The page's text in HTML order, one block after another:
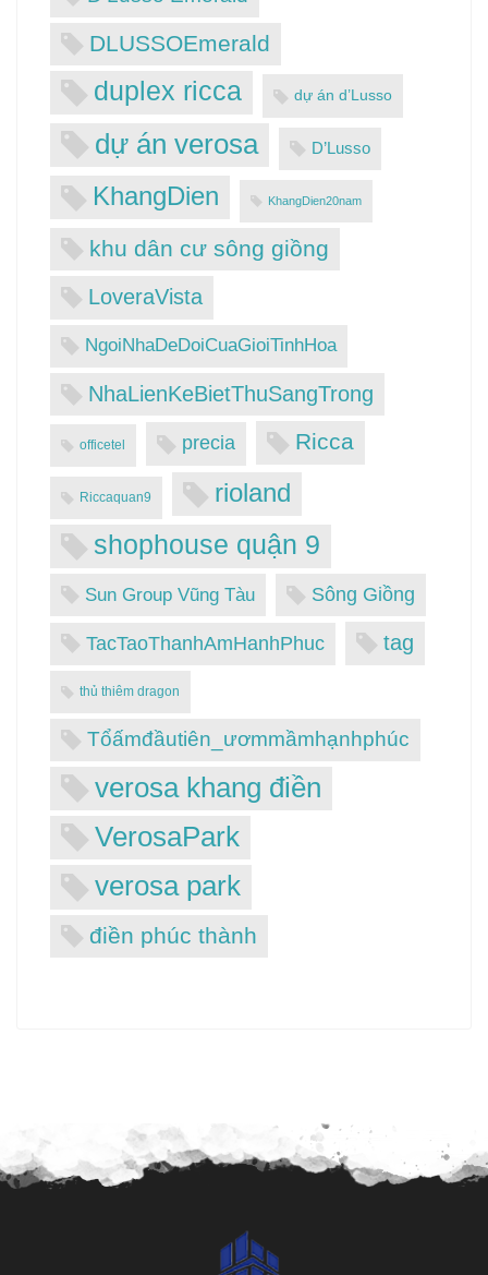
DLUSSOEmerald
duplex ricca dự án d’Lusso
dự án verosa D’Lusso
KhangDien KhangDien20nam
khu dân cư sông giồng
LoveraVista
NgoiNhaDeDoiCuaGioiTinhHoa
NhaLienKeBietThuSangTrong
officetel precia Ricca
Riccaquan9
rioland
shophouse quận 9
Sun Group Vũng Tàu Sông Giồng
TacTaoThanhAmHanhPhuc tag
thủ thiêm dragon
Tổấmđầutiên_ươmmầmhạnhphúc
verosa khang điền
VerosaPark
verosa park
điền phúc thành